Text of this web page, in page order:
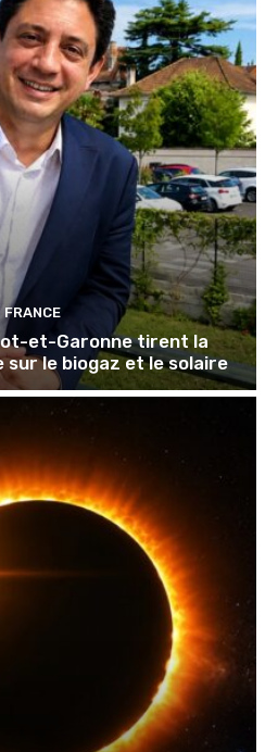
FRANCE
et-Garonne tirent la
sur le biogaz et le solaire